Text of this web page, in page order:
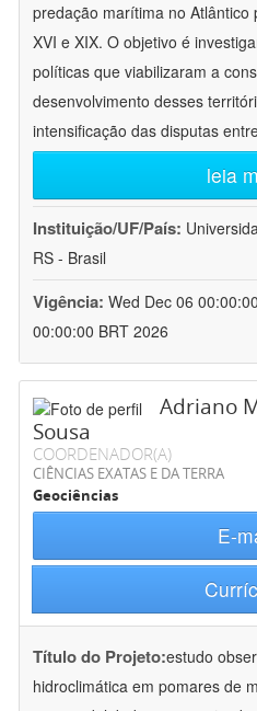
predação marítima no
XVI e XIX. O objetivo é
políticas que viabilizaram a
desenvolvimento desses
intensificação das disputas
leia
Instituição/UF/País:
RS - Brasil
Vigência: Wed Dec 06
00:00:00 BRT 2026
Adriano
Sousa
COORDENADOR(A)
CIÊNCIAS EXATAS E DA TERRA
Geociências
E-
Título do Projeto:estudo
hidroclimática em pomares de